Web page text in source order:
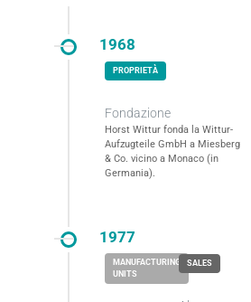
1968
Fondazione
Horst Wittur fonda la Wittur-
Aufzugteile GmbH a Miesberg
& Co. vicino a Monaco (in
Germania).
1977